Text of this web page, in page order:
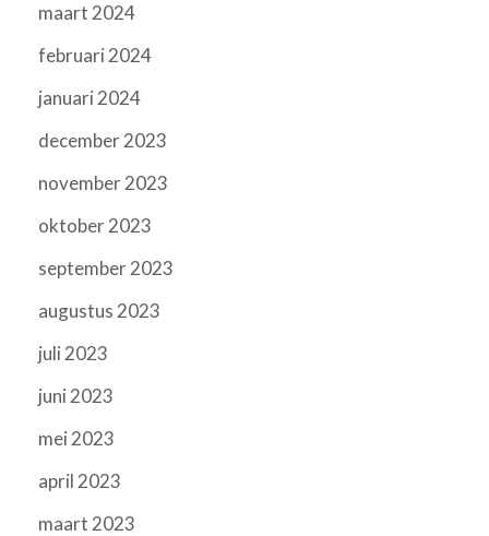
maart 2024
februari 2024
januari 2024
december 2023
november 2023
oktober 2023
september 2023
augustus 2023
juli 2023
juni 2023
mei 2023
april 2023
maart 2023